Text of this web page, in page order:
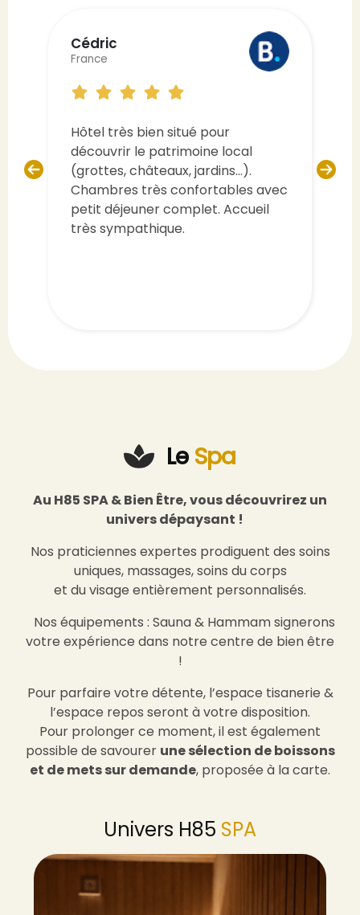
Faurel
France
J'ai très apprécié la chambre ,le
confort de la literie , la propreté
c'est ce que je regarde en 1er, la
salle de bain très spacieuse,la
cafetière mis à disposition dans la
chambre avec le café, le…
Le Spa
Au H85 SPA & Bien Être, vous découvrirez un
univers dépaysant !
Nos praticiennes expertes prodiguent des soins
uniques, massages, soins du corps
et du visage entièrement personnalisés.
Nos équipements : Sauna & Hammam signerons
votre expérience dans notre centre de bien être
!
Pour parfaire votre détente, l’espace tisanerie &
l’espace repos seront à votre disposition.
Pour prolonger ce moment, il est également
possible de savourer une sélection de boissons
et de mets sur demande, proposée à la carte.
Univers H85 SPA